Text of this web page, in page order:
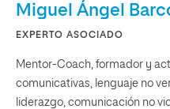
Miguel Ángel
EXPERTO ASOCIADO
Mentor-Coach, formador y
comunicativas, lenguaje no
liderazgo, comunicación no